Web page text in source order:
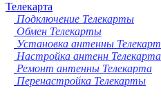
Телекарта
Подключение Телекарты
Обмен Телекарты
Установка антенны
Настройка антенн
Ремонт антенны Телекарта
Перенастройка Телекарты